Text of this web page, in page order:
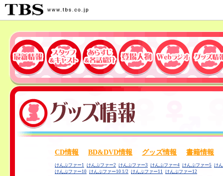
CD情報 BD&DVD情報 グッズ情報 書籍情報
けんぷファー1 けんぷファー2 けんぷファー3 けんぷファー4 けんぷファー5 け
けんぷファー10 けんぷファー10 1/2 けんぷファー11 けんぷファー12